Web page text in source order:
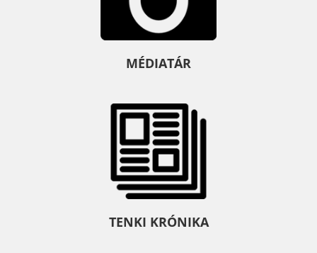
MÉDIATÁR
TENKI KRÓNIKA